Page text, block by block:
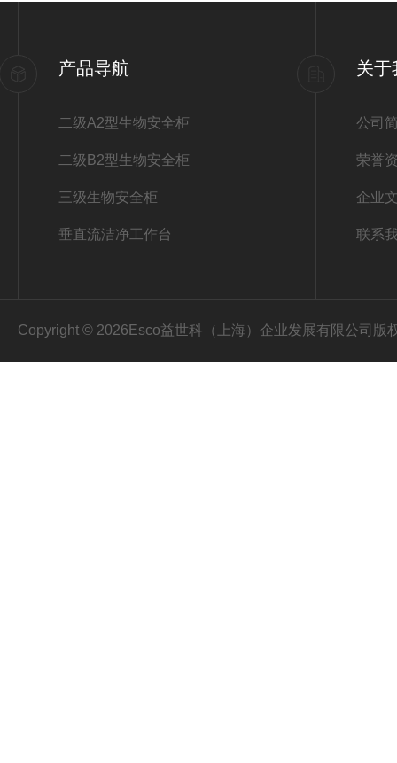
产品导航
二级A2型生物安全柜
二级B2型生物安全柜
三级生物安全柜
垂直流洁净工作台
关于
公司
荣誉
企业
联系
Copyright © 2026Esco益世科（上海）企业发展有限公司